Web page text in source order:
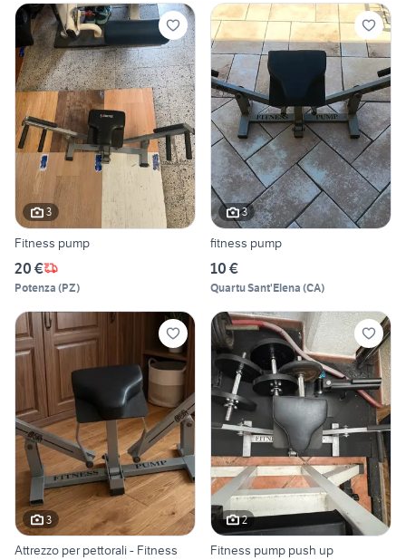
3
Fitness pump
20 €
Potenza (PZ)
3
fitness pump
10 €
Quartu Sant'Elena (CA)
3
Attrezzo per pettorali - Fitness
2
Fitness pump push up